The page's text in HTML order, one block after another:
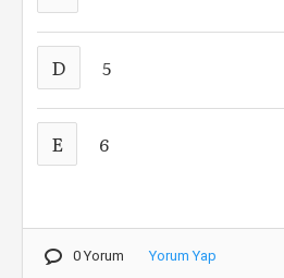
D 5
E 6
0 Yorum Yorum Yap